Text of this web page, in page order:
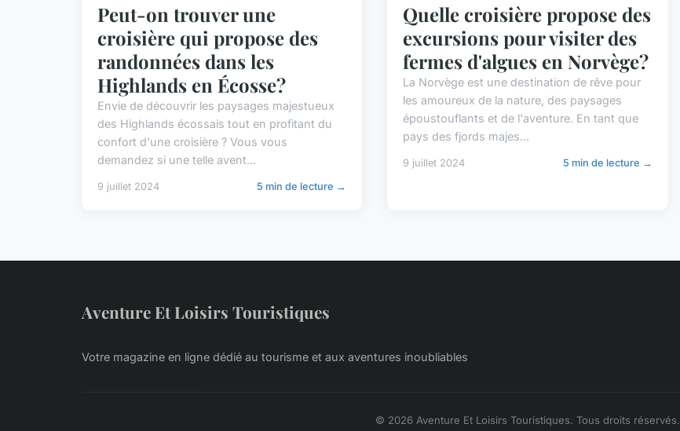
Peut-on trouver une
croisière qui propose des
randonnées dans les
Highlands en Écosse?
Envie de découvrir les paysages majestueux
des Highlands écossais tout en profitant du
confort d'une croisière ? Vous vous
demandez si une telle avent...
9 juillet 2024 5 min de lecture →
Quelle croisière propose des
excursions pour visiter des
fermes d'algues en Norvège?
La Norvège est une destination de rêve pour
les amoureux de la nature, des paysages
époustouflants et de l'aventure. En tant que
pays des fjords majes...
9 juillet 2024 5 min de lecture →
Aventure Et Loisirs Touristiques
Votre magazine en ligne dédié au tourisme et aux aventures inoubliables
© 2026 Aventure Et Loisirs Touristiques. Tous droits réservés.